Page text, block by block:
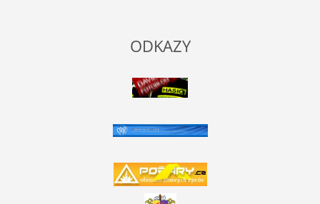
ODKAZY